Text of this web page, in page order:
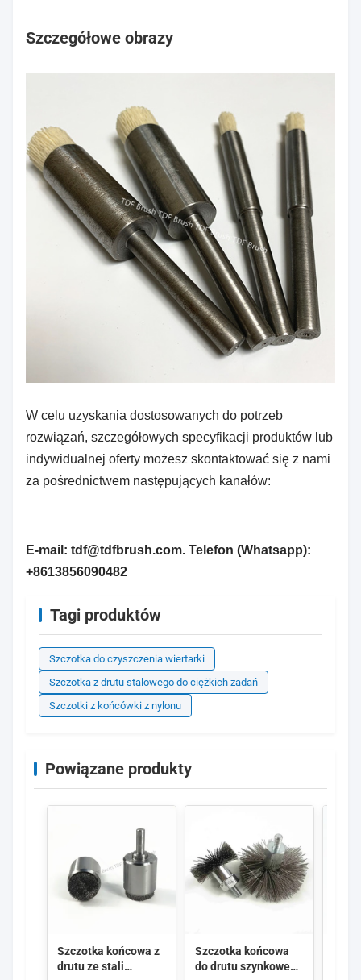
Szczegółowe obrazy
W celu uzyskania dostosowanych do potrzeb
rozwiązań, szczegółowych specyfikacji produktów lub
indywidualnej oferty możesz skontaktować się z nami
za pośrednictwem następujących kanałów:
E-mail: tdf@tdfbrush.com. Telefon (Whatsapp):
+8613856090482
Tagi produktów
Szczotka do czyszczenia wiertarki
Szczotka z drutu stalowego do ciężkich zadań
Szczotki z końcówki z nylonu
Powiązane produkty
Szczotka końcowa z
drutu ze stali
Szczotka końcowa
do drutu szynkowego